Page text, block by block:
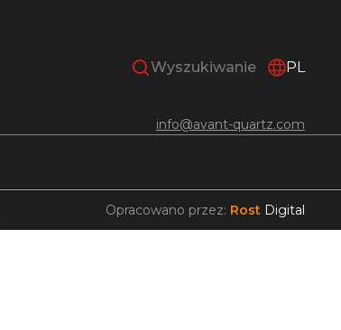
PL
info@avant-quartz.com
Opracowano przez: Rost Digital